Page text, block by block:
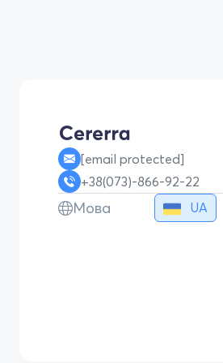
[email protected]
+38(073)-866-92-22
Мова UA